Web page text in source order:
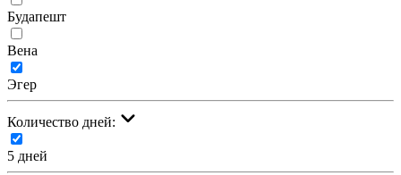
Будапешт
Вена
Эгер
Количество дней:
5 дней